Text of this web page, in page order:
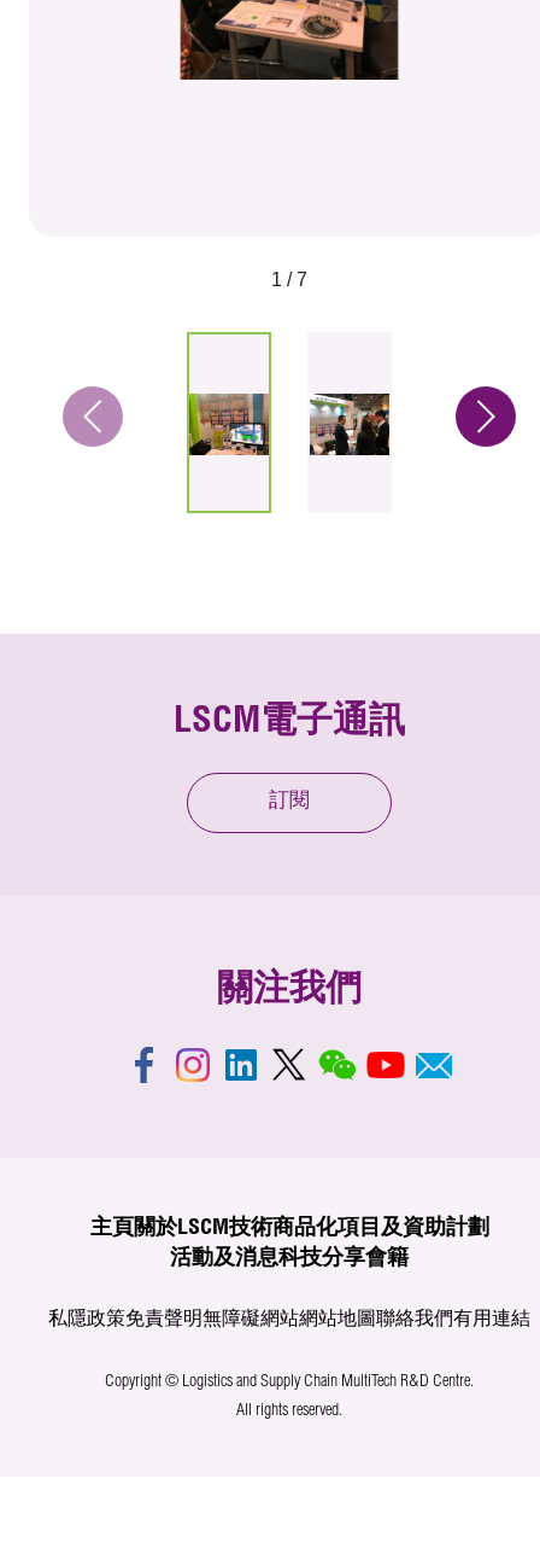
1 / 7
LSCM電子通訊
訂閱
關注我們
主頁 關於LSCM技術商品化項目及資助計劃
活動及消息科技分享會籍
私隱政策免責聲明無障礙網站網站地圖聯絡我們有用連結
Copyright © Logistics and Supply Chain MultiTech R&D Centre.
All rights reserved.